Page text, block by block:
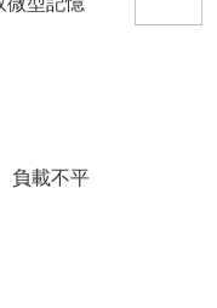
負載不平